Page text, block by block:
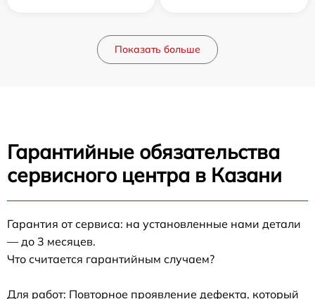
Показать больше
Гарантийные обязательства
сервисного центра в Казани
Гарантия от сервиса: на установленные нами детали
— до 3 месяцев.
Что считается гарантийным случаем?
Для работ: Повторное проявление дефекта, который